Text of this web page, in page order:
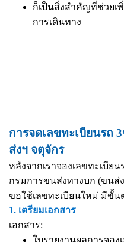
ก็เป็นสิ่งสำคัญที่ช่วยเ
การเดินทาง
การจดเลขทะเบียนรถ
ส่งฯ จตุจักร
หลังจากเราจองเลขทะเบีย
กรมการขนส่งทางบก (ขนส่
ขอใช้เลขทะเบียนใหม่ มีขั้น
1. เตรียมเอกสาร
เอกสาร:
ใบรายงานผลการจอง